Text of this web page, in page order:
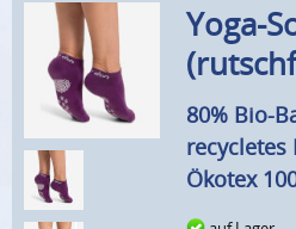
Menü SucheYoga-
80% Bio-
recycletes
Ökotex